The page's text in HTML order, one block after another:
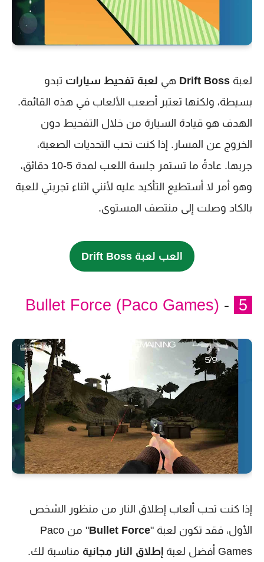
لعبة Drift Boss هي لعبة تفحيط سيارات تبدو
بسيطة، ولكنها تعتبر أصعب الألعاب في هذه القائمة.
الهدف هو قيادة السيارة من خلال التفحيط دون
الخروج عن المسار. إذا كنت تحب التحديات الصعبة،
جربها. عادةً ما تستمر جلسة اللعب لمدة 5-10 دقائق،
وهو أمر لا أستطيع التأكيد عليه لأنني اثناء تجربتي للعبة
بالكاد وصلت إلى منتصف المستوى.
العب لعبة Drift Boss
-
Bullet Force (Paco Games)
إذا كنت تحب ألعاب إطلاق النار من منظور الشخص
الأول، فقد تكون لعبة "Bullet Force
" من Paco
Games أفضل لعبة
إطلاق النار مجانية مناسبة لك.